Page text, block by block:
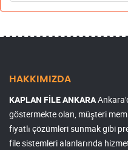
HAKKIMIZDA
KAPLAN FİLE ANKARA
göstermekte olan, müşteri
fiyatlı çözümleri sunmak gibi
file sistemleri alanlarında